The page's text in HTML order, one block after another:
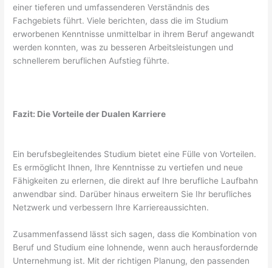
einer tieferen und umfassenderen Verständnis des
Fachgebiets führt. Viele berichten, dass die im Studium
erworbenen Kenntnisse unmittelbar in ihrem Beruf angewandt
werden konnten, was zu besseren Arbeitsleistungen und
schnellerem beruflichen Aufstieg führte.
Fazit: Die Vorteile der Dualen Karriere
Ein berufsbegleitendes Studium bietet eine Fülle von Vorteilen.
Es ermöglicht Ihnen, Ihre Kenntnisse zu vertiefen und neue
Fähigkeiten zu erlernen, die direkt auf Ihre berufliche Laufbahn
anwendbar sind. Darüber hinaus erweitern Sie Ihr berufliches
Netzwerk und verbessern Ihre Karriereaussichten.
Zusammenfassend lässt sich sagen, dass die Kombination von
Beruf und Studium eine lohnende, wenn auch herausfordernde
Unternehmung ist. Mit der richtigen Planung, den passenden